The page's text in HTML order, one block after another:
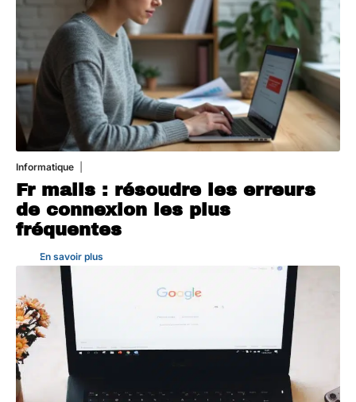
Informatique
Fr mails : résoudre les erreurs
de connexion les plus
fréquentes
En savoir plus